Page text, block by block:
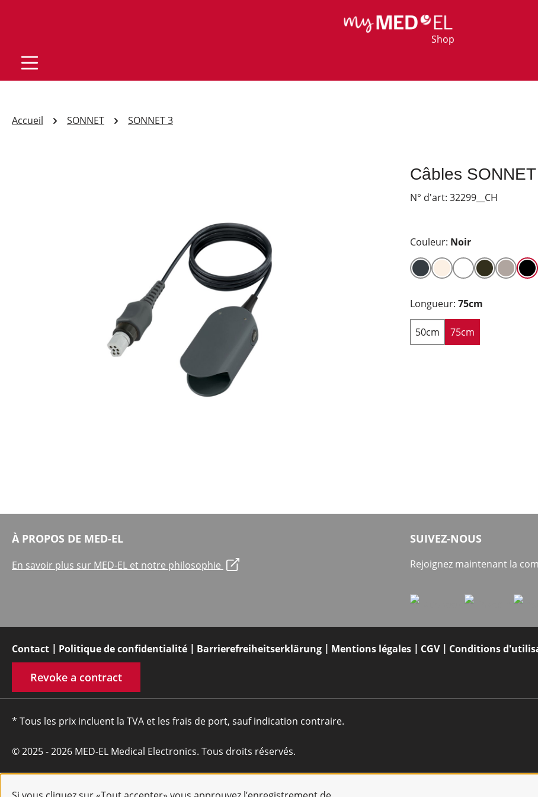
Shop
Accueil SONNET SONNET 3
Câbles
N° d'art: 32299__CH
Couleur: Noir
Longueur: 75cm
50cm 75cm
À PROPOS DE MED-EL
En savoir plus sur MED-EL et notre philosophie
SUIVEZ-NOUS
Rejoignez maintenant la
Contact Politique de confidentialité Barrierefreiheitserklärung Mentions légales CGV Conditions
Revoke a contract
* Tous les prix incluent la TVA et les frais de port, sauf indication contraire.
© 2025 - 2026 MED-EL Medical Electronics. Tous droits réservés.